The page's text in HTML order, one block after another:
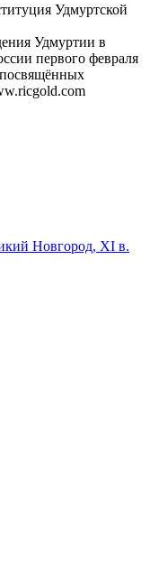
Удмуртской
Удмуртии в
первого февраля
Новгород, XI в.